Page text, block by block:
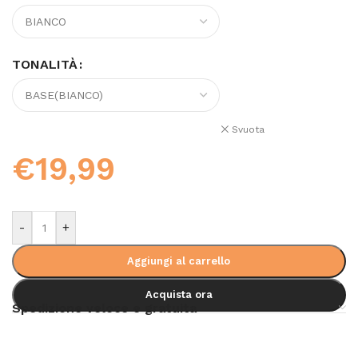
TONALITÀ
Svuota
€19,99
- +
Aggiungi al carrello
Acquista ora
Spedizione veloce e gratuita